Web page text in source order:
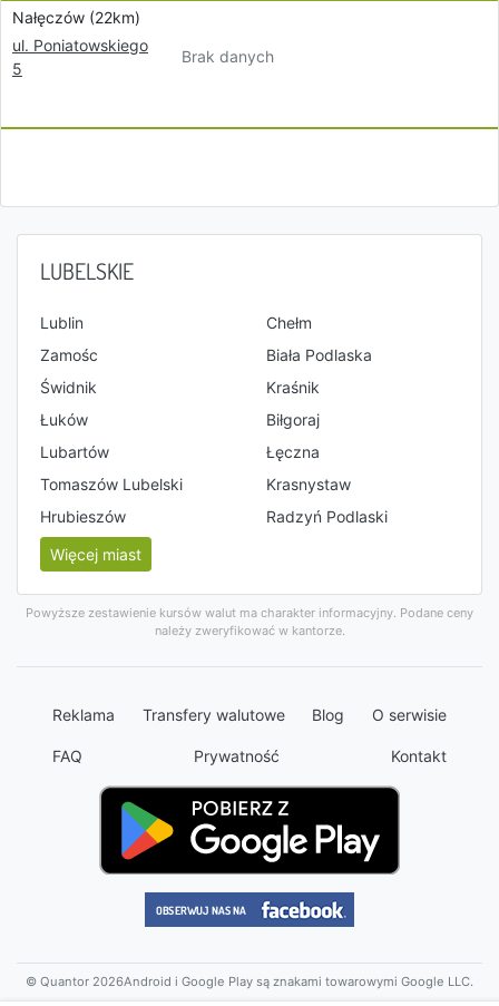
Nałęczów (22km)
ul. Poniatowskiego
5
Brak danych
LUBELSKIE
Lublin
Chełm
Zamośc
Biała Podlaska
Świdnik
Kraśnik
Łuków
Biłgoraj
Lubartów
Łęczna
Tomaszów Lubelski
Krasnystaw
Hrubieszów
Radzyń Podlaski
Więcej miast
Powyższe zestawienie kursów walut ma charakter informacyjny. Podane ceny
należy zweryfikować w kantorze.
Reklama Transfery walutowe Blog O serwisie
FAQ Prywatność Kontakt
© Quantor 2026Android i Google Play są znakami towarowymi Google LLC.